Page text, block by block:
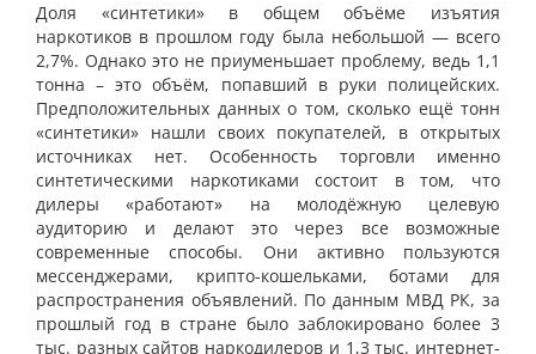
Доля «синтетики» в общем объёме изъятия
наркотиков в прошлом году была небольшой — всего
2,7%. Однако это не приуменьшает проблему, ведь 1,1
тонна – это объём, попавший в руки полицейских.
Предположительных данных о том, сколько ещё тонн
«синтетики» нашли своих покупателей, в открытых
источниках нет. Особенность торговли именно
синтетическими наркотиками состоит в том, что
дилеры «работают» на молодёжную целевую
аудиторию и делают это через все возможные
современные способы. Они активно пользуются
мессенджерами, крипто-кошельками, ботами для
распространения объявлений. По данным МВД РК, за
прошлый год в стране было заблокировано более 3
тыс. разных сайтов наркодилеров и 1,3 тыс. интернет-